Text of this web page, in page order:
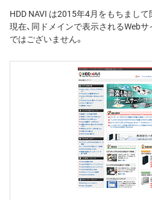
HDD NAVI は2015年4月をもちまして
現在、同ドメインで表示されるWeb
ではございません。